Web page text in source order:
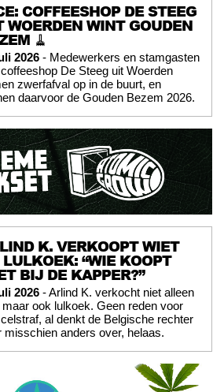
COFFEESHOP DE STEEG
WOERDEN WINT GOUDEN
🧹
2026 - Medewerkers en stamgasten
De Steeg uit Woerden
zwerfafval op in de buurt, en
daarvoor de Gouden Bezem 2026.
K. VERKOOPT WIET
LULKOEK: “WIE KOOPT
BIJ DE KAPPER?”
2026 - Arlind K. verkocht niet alleen
maar ook lulkoek. Geen reden voor
al denkt de Belgische rechter
misschien anders over, helaas.